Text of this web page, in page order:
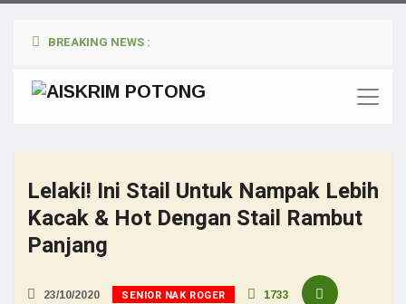
BREAKING NEWS :
Lelaki! Ini Stail Untuk Nampak Lebih
Kacak & Hot Dengan Stail Rambut
Panjang
23/10/2020 SENIOR NAK ROGER 1733